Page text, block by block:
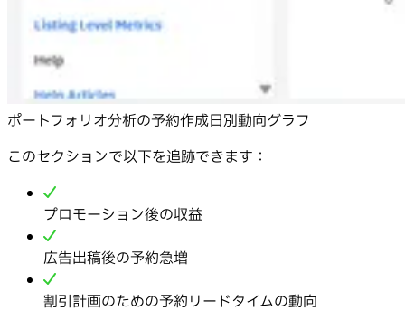
ポートフォリオ分析の予約作成日別動向グラフ
このセクションで以下を追跡できます：
プロモーション後の収益
広告出稿後の予約急増
割引計画のための予約リードタイムの動向